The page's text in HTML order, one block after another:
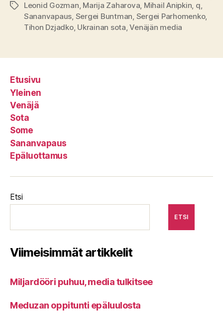
Avainsanat
Leonid Gozman, Marija Zaharova, Mihail Anipkin, q,
Sananvapaus, Sergei Buntman, Sergei Parhomenko,
Tihon Dzjadko, Ukrainan sota,Venäjän media
Etusivu
Yleinen
Venäjä
Sota
Some
Sananvapaus
Epäluottamus
Etsi
ETSI
Viimeisimmät artikkelit
Miljardööri puhuu, media tulkitsee
Meduzan oppitunti epäluulosta